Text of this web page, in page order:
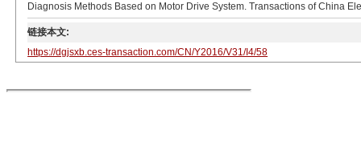
Diagnosis Methods Based on Motor Drive System. Transactions of China
链接本文:
https://dgjsxb.ces-transaction.com/CN/Y2016/V31/I4/58